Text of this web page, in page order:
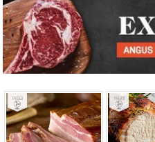
Fresco Fresco